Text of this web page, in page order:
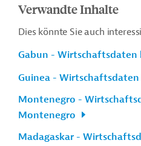
Verwandte Inhalte
Dies könnte Sie auch
Gabun - Wirtschaftsdaten
Guinea -
Montenegro -
Montenegro
Madagaskar -